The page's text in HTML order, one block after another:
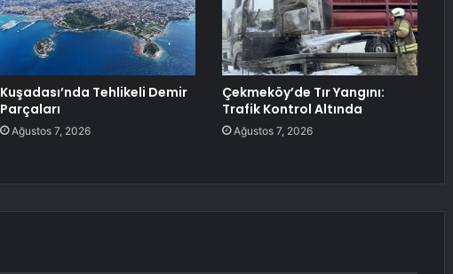
Kuşadası’nda Tehlikeli Demir
Parçaları
Ağustos 7, 2026
Çekmeköy’de Tır Yangını:
Trafik Kontrol Altında
Ağustos 7, 2026